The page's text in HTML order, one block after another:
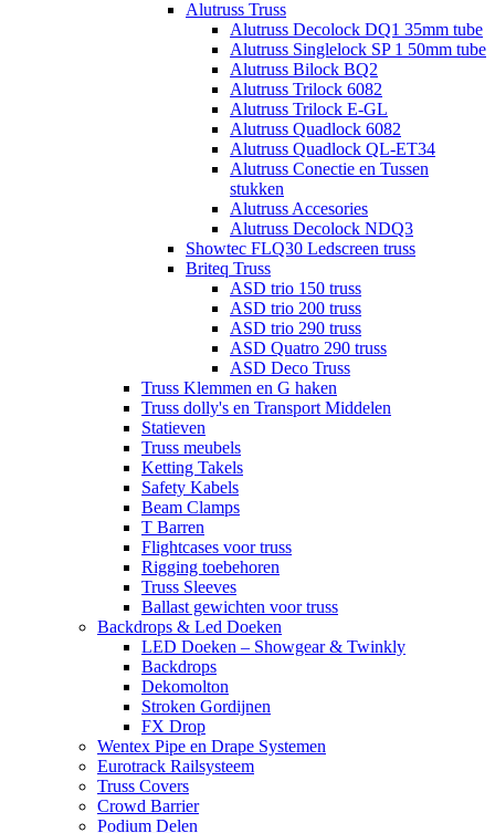
Alutruss Truss
Alutruss Decolock DQ1 35mm tube
Alutruss Singlelock SP 1 50mm tube
Alutruss Bilock BQ2
Alutruss Trilock 6082
Alutruss Trilock E-GL
Alutruss Quadlock 6082
Alutruss Quadlock QL-ET34
Alutruss Conectie en Tussen
stukken
Alutruss Accesories
Alutruss Decolock NDQ3
Showtec FLQ30 Ledscreen truss
Briteq Truss
ASD trio 150 truss
ASD trio 200 truss
ASD trio 290 truss
ASD Quatro 290 truss
ASD Deco Truss
Truss Klemmen en G haken
Truss dolly's en Transport Middelen
Statieven
Truss meubels
Ketting Takels
Safety Kabels
Beam Clamps
T Barren
Flightcases voor truss
Rigging toebehoren
Truss Sleeves
Ballast gewichten voor truss
Backdrops & Led Doeken
LED Doeken – Showgear & Twinkly
Backdrops
Dekomolton
Stroken Gordijnen
FX Drop
Wentex Pipe en Drape Systemen
Eurotrack Railsysteem
Truss Covers
Crowd Barrier
Podium Delen